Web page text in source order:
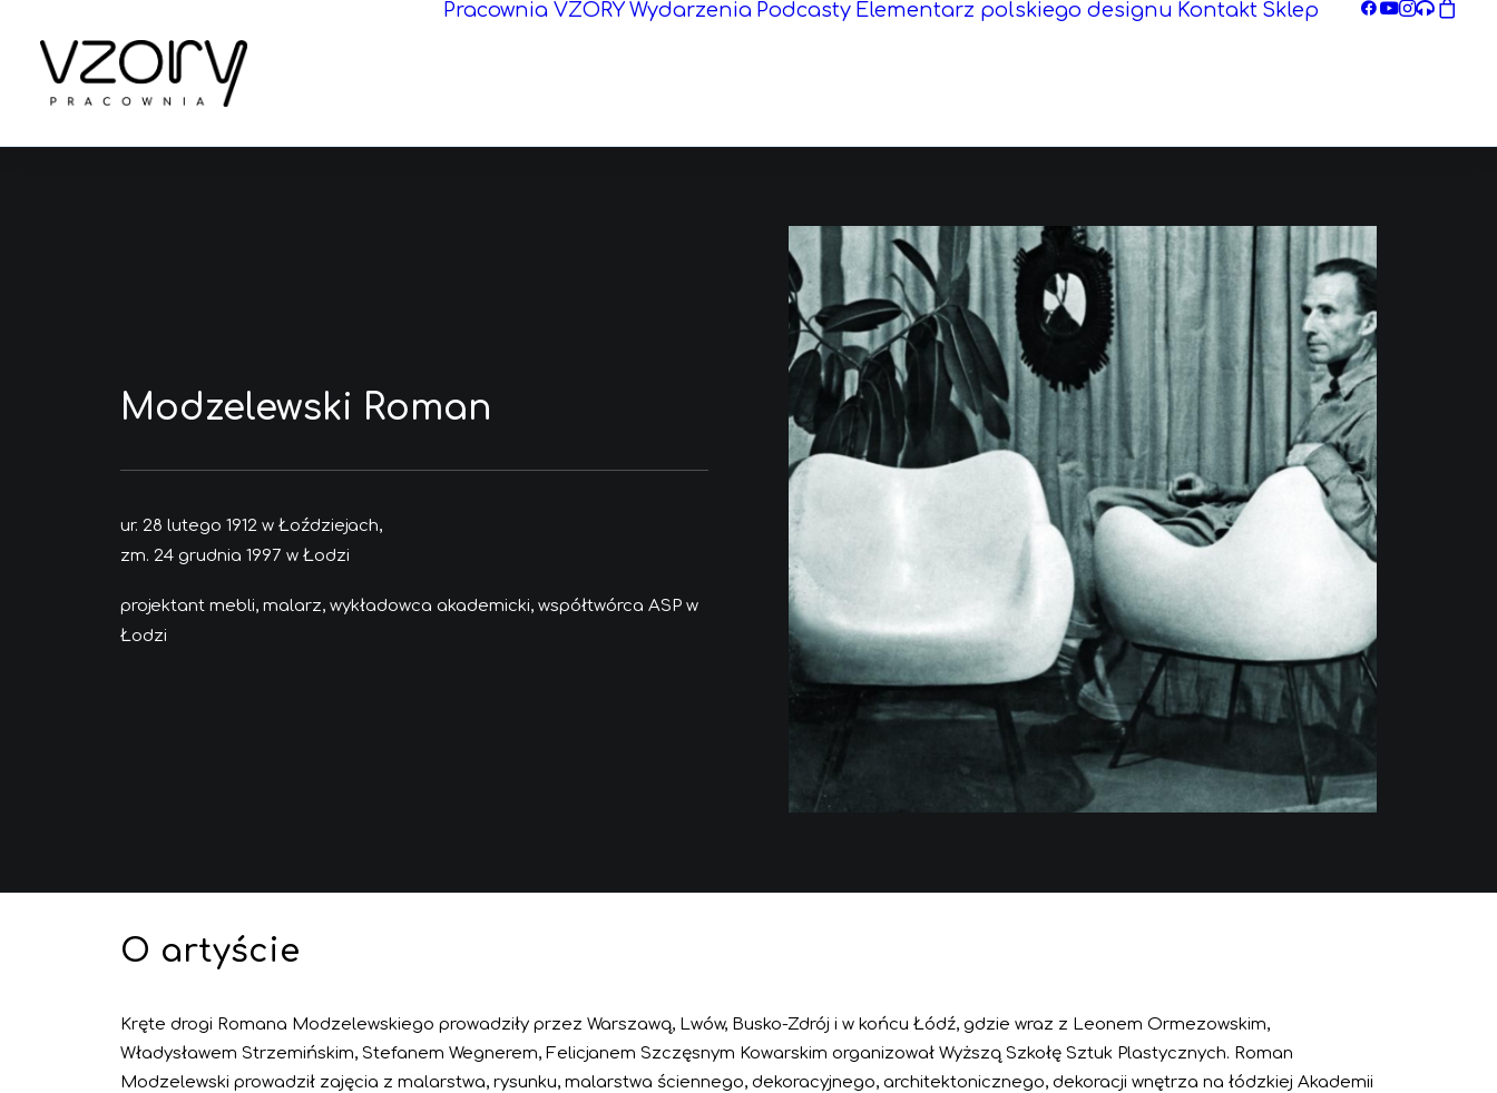
Pracownia VZORY Wydarzenia Podcasty Elementarz polskiego designu Kontakt Sklep
Modzelewski Roman
ur. 28 lutego 1912 w Łoździejach,
zm. 24 grudnia 1997 w Łodzi
projektant mebli, malarz, wykładowca akademicki, współtwórca ASP w
Łodzi
O artyście
Kręte drogi Romana Modzelewskiego prowadziły przez Warszawą, Lwów, Busko-Zdrój i w końcu Łódź, gdzie wraz z Leonem Ormezowskim,
Władysławem Strzemińskim, Stefanem Wegnerem, Felicjanem Szczęsnym Kowarskim organizował Wyższą Szkołę Sztuk Plastycznych. Roman
Modzelewski prowadził zajęcia z malarstwa, rysunku, malarstwa ściennego, dekoracyjnego, architektonicznego, dekoracji wnętrza na łódzkiej Akademii